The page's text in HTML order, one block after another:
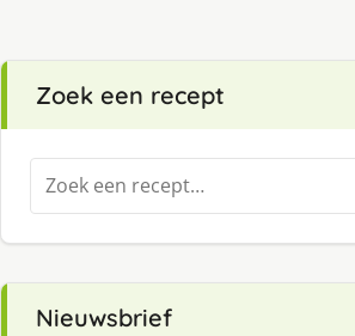
Zoek een recept
Zoeken
naar:
Nieuwsbrief